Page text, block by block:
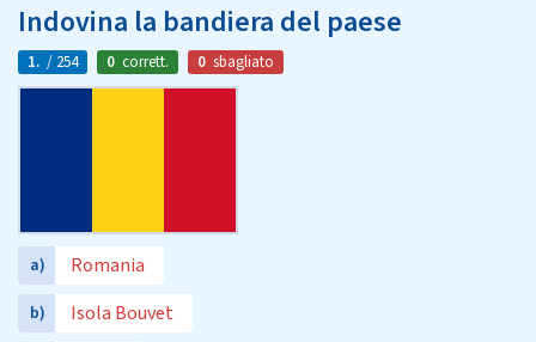
Indovina la bandiera del paese
1. / 254 0 corrett. 0 sbagliato
a) Romania
b) Isola Bouvet